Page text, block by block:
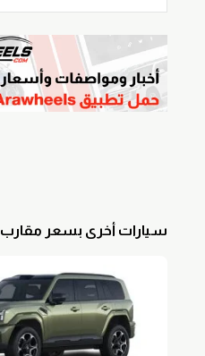
سيارات أخرى بسعر مقارب